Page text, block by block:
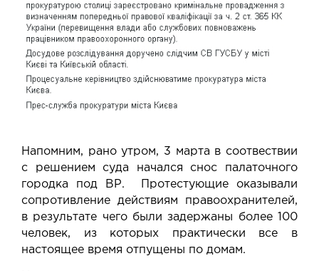
Напомним, рано утром, 3 марта в соотвествии
с решением суда начался снос палаточного
городка под ВР. Протестующие оказывали
сопротивление действиям правоохранителей,
в результате чего были задержаны более 100
человек, из которых практически все в
настоящее время отпущены по домам.